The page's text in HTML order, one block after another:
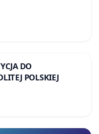
DO
POLSKIEJ